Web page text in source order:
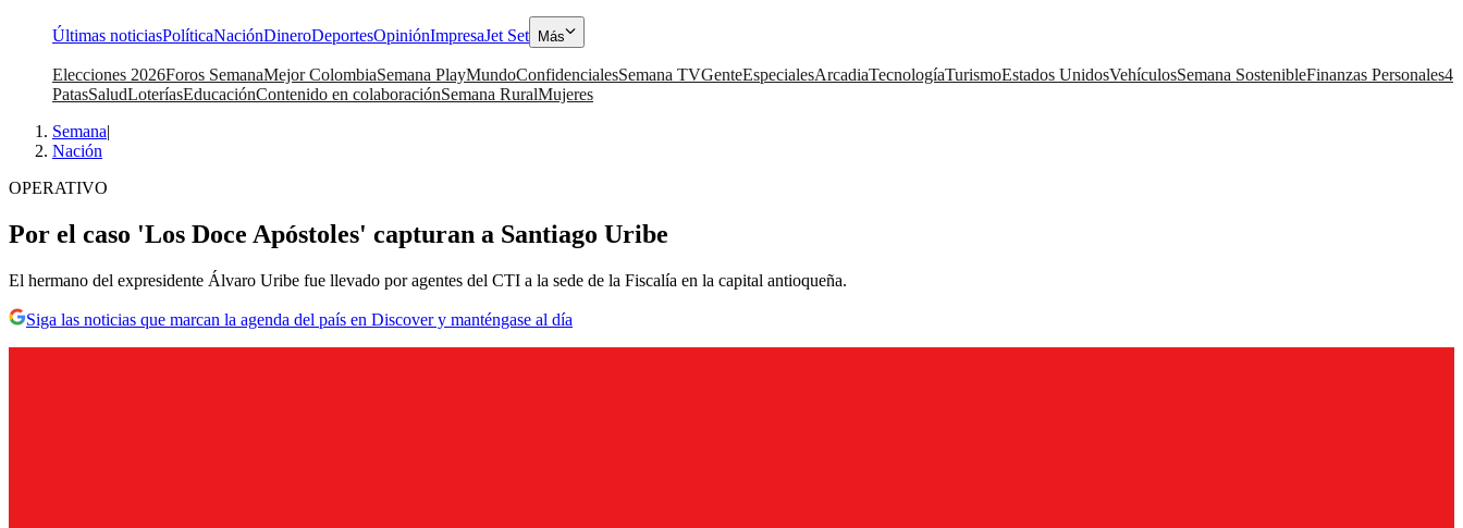
Últimas noticiasPolíticaNaciónDineroDeportesOpiniónImpresaJet Set Más
Elecciones 2026Foros SemanaMejor ColombiaSemana PlayMundoConfidencialesSemana TVGenteEspecialesArcadiaTecnologíaTurismoEstados UnidosVehículosSemana SostenibleFinanzas Personales4
PatasSaludLoteríasEducaciónContenido en colaboraciónSemana RuralMujeres
Semana|
Nación
OPERATIVO
Por el caso 'Los Doce Apóstoles' capturan a Santiago Uribe
El hermano del expresidente Álvaro Uribe fue llevado por agentes del CTI a la sede de la Fiscalía en la capital antioqueña.
Siga las noticias que marcan la agenda del país en Discover y manténgase al día